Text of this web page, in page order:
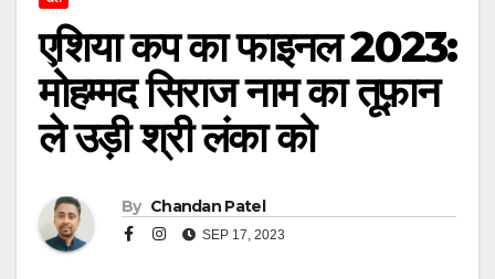
एशिया कप का फाइनल 2023:
मोहम्मद सिराज नाम का तूफ़ान
ले उड़ी श्री लंका को
By Chandan Patel
SEP 17, 2023